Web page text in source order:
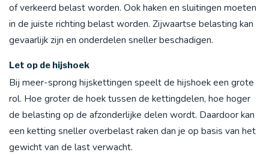
of verkeerd belast worden. Ook haken en sluitingen moeten
in de juiste richting belast worden. Zijwaartse belasting kan
gevaarlijk zijn en onderdelen sneller beschadigen.
Let op de hijshoek
Bij meer-sprong hijskettingen speelt de hijshoek een grote
rol. Hoe groter de hoek tussen de kettingdelen, hoe hoger
de belasting op de afzonderlijke delen wordt. Daardoor kan
een ketting sneller overbelast raken dan je op basis van het
gewicht van de last verwacht.